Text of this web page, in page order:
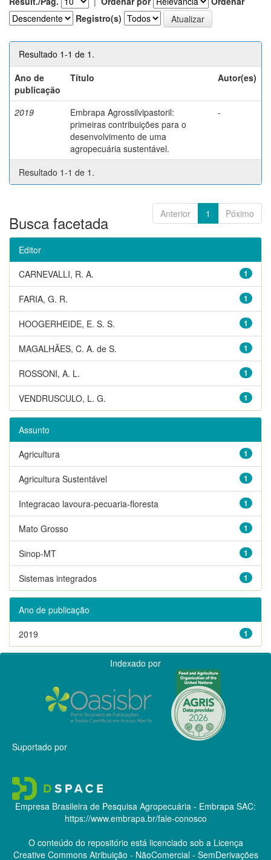
Registro(s)
Resultado 1-1 de 1.
Ano de
publicação
Título Autor(es)
2019
Embrapa Agrossilvipastoril:
primeiras contribuições para o
desenvolvimento de uma
agropecuária sustentável.
-
Resultado 1-1 de 1.
Anterior 1 Póximo
Busca facetada
Editor
1
CARNEVALLI, R. A.
1
FARIA, G. R.
1
HOOGERHEIDE, E. S. S.
1
MAGALHÃES, C. A. de S.
1
ROSSONI, A. L.
1
VENDRUSCULO, L. G.
Assunto
1
Agricultura
1
Agricultura Sustentável
1
Integracao lavoura-pecuaria-floresta
1
Mato Grosso
1
Sinop-MT
1
Sistemas integrados
Ano de publicação
1
2019
Indexado por
Suportado por
Empresa Brasileira de Pesquisa Agropecuária - Embrapa SAC:
https://www.embrapa.br/fale-conosco
O conteúdo do repositório está licenciado sob a Licença
Creative CommonsAtribuição - NãoComercial - SemDerivações